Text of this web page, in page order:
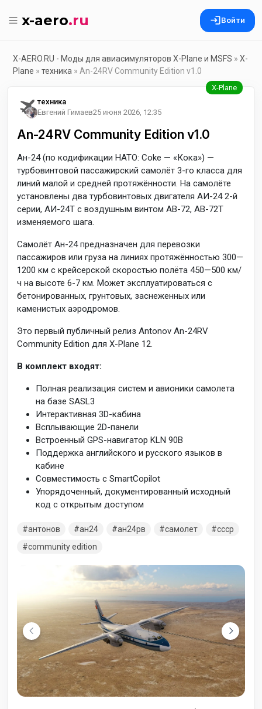
x-aero.ru Войти
X-AERO.RU - Моды для авиасимуляторов X-Plane и MSFS » X-
Plane » техника » An-24RV Community Edition v1.0
техника
Евгений Гимаев25 июня 2026, 12:35
An-24RV Community Edition v1.0
Ан-24 (по кодификации НАТО: Coke — «Кока») —
турбовинтовой пассажирский самолёт 3-го класса для
линий малой и средней протяжённости. На самолёте
установлены два турбовинтовых двигателя АИ-24 2-й
серии, АИ-24Т с воздушным винтом АВ-72, АВ-72Т
изменяемого шага.
Самолёт Ан-24 предназначен для перевозки
пассажиров или груза на линиях протяжённостью 300—
1200 км с крейсерской скоростью полёта 450—500 км/
ч на высоте 6-7 км. Может эксплуатироваться с
бетонированных, грунтовых, заснеженных или
каменистых аэродромов.
Это первый публичный релиз Antonov An-24RV
Community Edition для X-Plane 12.
В комплект входят:
Полная реализация систем и авионики самолета
на базе SASL3
Интерактивная 3D-кабина
Всплывающие 2D-панели
Встроенный GPS-навигатор KLN 90B
Поддержка английского и русского языков в
кабине
Совместимость с SmartCopilot
Упорядоченный, документированный исходный
код с открытым доступом
антонов ан24 ан24рв самолет
ссср
community edition